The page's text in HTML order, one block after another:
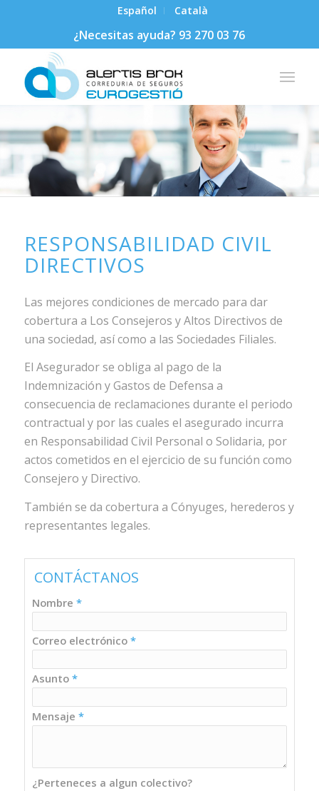
Español Català
¿Necesitas ayuda? 93 270 03 76
RESPONSABILIDAD CIVIL
DIRECTIVOS
Las mejores condiciones de mercado para dar
cobertura a Los Consejeros y Altos Directivos de
una sociedad, así como a las Sociedades Filiales.
El Asegurador se obliga al pago de la
Indemnización y Gastos de Defensa a
consecuencia de reclamaciones durante el periodo
contractual y por las cuales el asegurado incurra
en Responsabilidad Civil Personal o Solidaria, por
actos cometidos en el ejercicio de su función como
Consejero y Directivo.
También se da cobertura a Cónyuges, herederos y
representantes legales.
CONTÁCTANOS
Nombre *
Correo electrónico *
Asunto *
Mensaje *
¿Perteneces a algun colectivo?